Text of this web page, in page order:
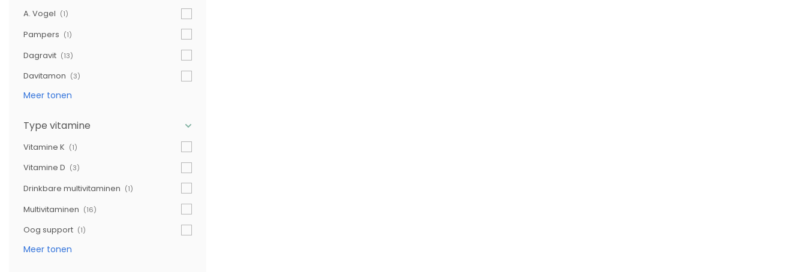
A. Vogel (1)
Pampers (1)
Dagravit (13)
Davitamon (3)
Meer tonen
Type vitamine
Vitamine K (1)
Vitamine D (3)
Drinkbare multivitaminen (1)
Multivitaminen (16)
Oog support (1)
Meer tonen